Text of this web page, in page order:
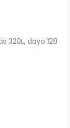
320L, daya 128